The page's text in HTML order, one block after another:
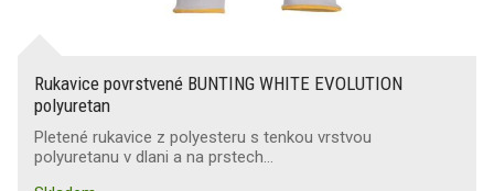
Rukavice povrstvené BUNTING WHITE EVOLUTION
polyuretan
Pletené rukavice z polyesteru s tenkou vrstvou
polyuretanu v dlani a na prstech…